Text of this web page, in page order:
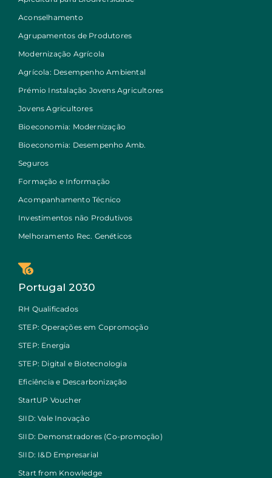
Aconselhamento
Agrupamentos de Produtores
Modernização Agrícola
Agrícola: Desempenho Ambiental
Prémio Instalação Jovens Agricultores
Jovens Agricultores
Bioeconomia: Modernização
Bioeconomia: Desempenho Amb.
Seguros
Formação e Informação
Acompanhamento Técnico
Investimentos não Produtivos
Melhoramento Rec. Genéticos
Portugal 2030
RH Qualificados
STEP: Operações em Copromoção
STEP: Energia
STEP: Digital e Biotecnologia
Eficiência e Descarbonização
StartUP Voucher
SIID: Vale Inovação
SIID: Demonstradores (Co-promoção)
SIID: I&D Empresarial
Start from Knowledge